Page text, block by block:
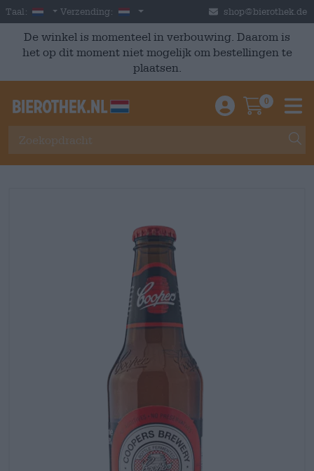
Skip to main content
Taal: Dutch
Verzending: Nederland shop@bierothek.de
De winkel is momenteel in verbouwing. Daarom is
het op dit moment niet mogelijk om bestellingen te
plaatsen.
Einloggen /
0